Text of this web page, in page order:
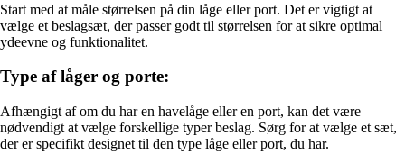
Start med at måle størrelsen på din låge eller port. Det er vigtigt at
vælge et beslagsæt, der passer godt til størrelsen for at sikre optimal
ydeevne og funktionalitet.
Type af låger og porte:
Afhængigt af om du har en havelåge eller en port, kan det være
nødvendigt at vælge forskellige typer beslag. Sørg for at vælge et sæt,
der er specifikt designet til den type låge eller port, du har.